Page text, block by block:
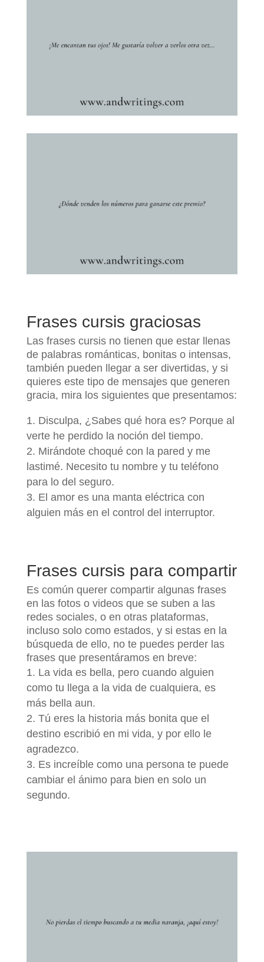
Frases cursis graciosas
Las frases cursis no tienen que estar llenas
de palabras románticas, bonitas o intensas,
también pueden llegar a ser divertidas, y si
quieres este tipo de mensajes que generen
gracia, mira los siguientes que presentamos:
Disculpa, ¿Sabes qué hora es? Porque al
verte he perdido la noción del tiempo.
Mirándote choqué con la pared y me
lastimé. Necesito tu nombre y tu teléfono
para lo del seguro.
El amor es una manta eléctrica con
alguien más en el control del interruptor.
Frases cursis para compartir
Es común querer compartir algunas frases
en las fotos o videos que se suben a las
redes sociales, o en otras plataformas,
incluso solo como estados, y si estas en la
búsqueda de ello, no te puedes perder las
frases que presentáramos en breve:
La vida es bella, pero cuando alguien
como tu llega a la vida de cualquiera, es
más bella aun.
Tú eres la historia más bonita que el
destino escribió en mi vida, y por ello le
agradezco.
Es increíble como una persona te puede
cambiar el ánimo para bien en solo un
segundo.